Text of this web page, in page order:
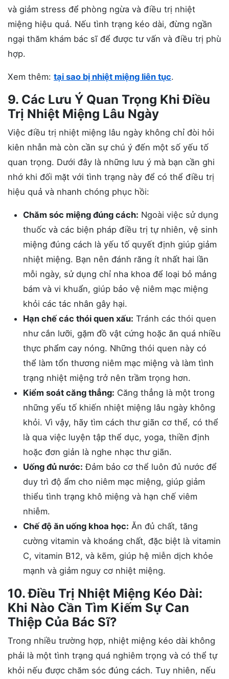
và giảm stress để phòng ngừa và điều trị nhiệt
miệng hiệu quả. Nếu tình trạng kéo dài, đừng ngần
ngại thăm khám bác sĩ để được tư vấn và điều trị phù
hợp.
Xem thêm: tại sao bị nhiệt miệng liên tục.
9. Các Lưu Ý Quan Trọng Khi Điều
Trị Nhiệt Miệng Lâu Ngày
Việc điều trị nhiệt miệng lâu ngày không chỉ đòi hỏi
kiên nhẫn mà còn cần sự chú ý đến một số yếu tố
quan trọng. Dưới đây là những lưu ý mà bạn cần ghi
nhớ khi đối mặt với tình trạng này để có thể điều trị
hiệu quả và nhanh chóng phục hồi:
Chăm sóc miệng đúng cách: Ngoài việc sử dụng
thuốc và các biện pháp điều trị tự nhiên, vệ sinh
miệng đúng cách là yếu tố quyết định giúp giảm
nhiệt miệng. Bạn nên đánh răng ít nhất hai lần
mỗi ngày, sử dụng chỉ nha khoa để loại bỏ mảng
bám và vi khuẩn, giúp bảo vệ niêm mạc miệng
khỏi các tác nhân gây hại.
Hạn chế các thói quen xấu: Tránh các thói quen
như cắn lưỡi, gặm đồ vật cứng hoặc ăn quá nhiều
thực phẩm cay nóng. Những thói quen này có
thể làm tổn thương niêm mạc miệng và làm tình
trạng nhiệt miệng trở nên trầm trọng hơn.
Kiểm soát căng thẳng: Căng thẳng là một trong
những yếu tố khiến nhiệt miệng lâu ngày không
khỏi. Vì vậy, hãy tìm cách thư giãn cơ thể, có thể
là qua việc luyện tập thể dục, yoga, thiền định
hoặc đơn giản là nghe nhạc thư giãn.
Uống đủ nước: Đảm bảo cơ thể luôn đủ nước để
duy trì độ ẩm cho niêm mạc miệng, giúp giảm
thiểu tình trạng khô miệng và hạn chế viêm
nhiễm.
Chế độ ăn uống khoa học: Ăn đủ chất, tăng
cường vitamin và khoáng chất, đặc biệt là vitamin
C, vitamin B12, và kẽm, giúp hệ miễn dịch khỏe
mạnh và giảm nguy cơ nhiệt miệng.
10. Điều Trị Nhiệt Miệng Kéo Dài:
Khi Nào Cần Tìm Kiếm Sự Can
Thiệp Của Bác Sĩ?
Trong nhiều trường hợp, nhiệt miệng kéo dài không
phải là một tình trạng quá nghiêm trọng và có thể tự
khỏi nếu được chăm sóc đúng cách. Tuy nhiên, nếu